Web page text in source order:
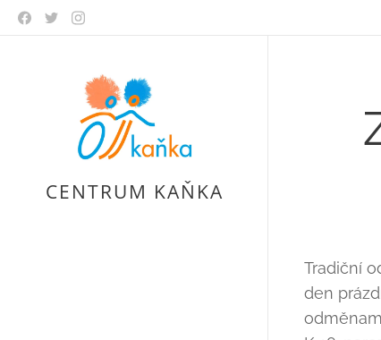
CENTRUM KAŇKA
Tradiční
den